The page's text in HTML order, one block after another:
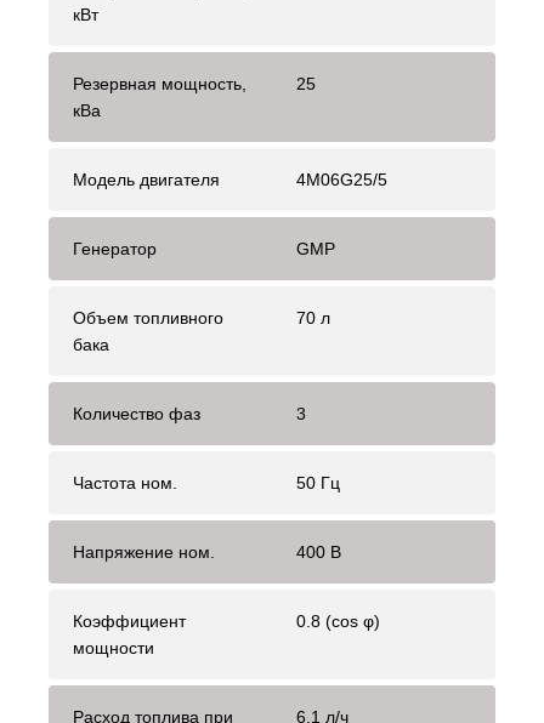
кВт
Резервная мощность,
кВа
25
Модель двигателя 4M06G25/5
Генератор GMP
Объем топливного
бака
70 л
Количество фаз 3
Частота ном. 50 Гц
Напряжение ном. 400 В
Коэффициент
мощности
0.8 (cos φ)
Расход топлива при 6.1 л/ч